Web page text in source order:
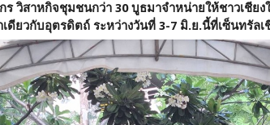
ร วิสาหกิจชุมชนกว่า 30 บูธมาจำหน่ายให้ชาวเชีย
เดียวกับอุตรดิตถ์ ระหว่างวันที่ 3-7 มิ.ย.นี้ที่เซ็นทรัล